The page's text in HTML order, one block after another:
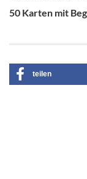
50 Karten mit
teilen